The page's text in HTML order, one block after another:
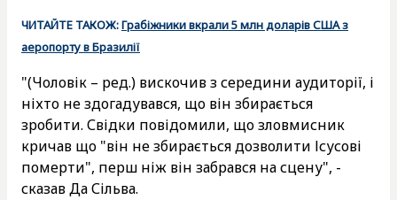
ЧИТАЙТЕ ТАКОЖ:Грабіжники вкрали 5 млн доларів США з
аеропорту в Бразилії
"(Чоловік – ред.) вискочив з середини аудиторії, і
ніхто не здогадувався, що він збирається
зробити. Свідки повідомили, що зловмисник
кричав що "він не збирається дозволити Ісусові
померти", перш ніж він забрався на сцену", -
сказав Да Сільва.